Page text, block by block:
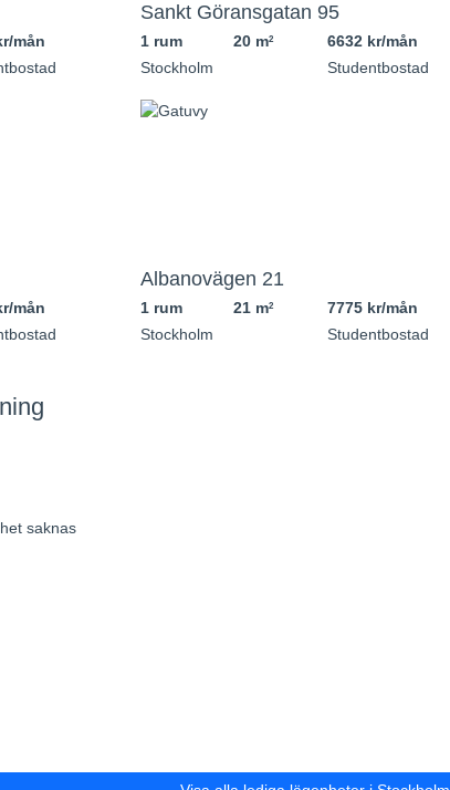
mån
Sankt Göransgatan 95
1 rum 20 m2
6632 kr/mån
Stockholm
Studentbostad
mån
Albanovägen 21
1 rum 21 m2
7775 kr/mån
Stockholm
Studentbostad
saknas